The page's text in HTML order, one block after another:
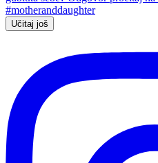
Učitaj još